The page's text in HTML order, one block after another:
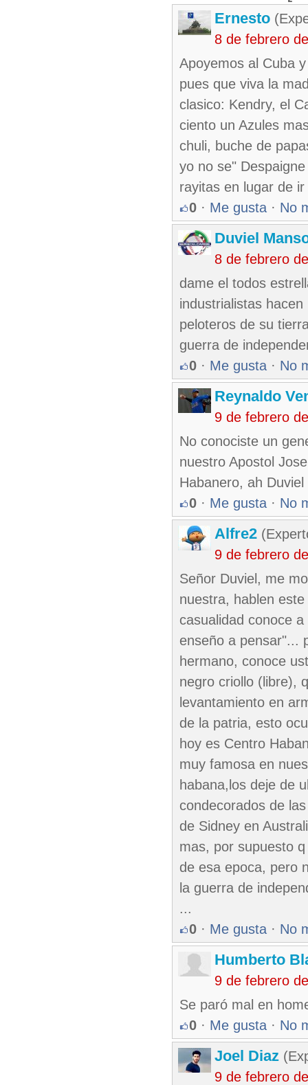
Ernesto
8 de febrero
Apoyemos al Cuba
pues que viva la
clasico: Kendry, el
ciento un Azules
chuli, buche de
yo no se"
rayitas en lugar de
0 · Me gusta · No
Duviel
8 de febrero
dame el todos
industrialistas
peloteros de su
guerra de
0 · Me gusta · No
Reynaldo
9 de febrero
No conociste un
nuestro Apostol
Habanero, ah Duviel
0 · Me gusta · No
Alfre2
9 de febrero
Señor Duviel, me
nuestra, hablen
casualidad conoce
enseño a pensar"...
hermano, conoce
negro criollo (libre),
levantamiento en
de la patria, esto
hoy es Centro
muy famosa en
habana,los deje de
condecorados de
de Sidney en
mas, por supuesto
de esa epoca, pero
la guerra de
...
0 · Me gusta · No
Humberto
9 de febrero
Se paró mal en
0 · Me gusta · No
Joel Diaz
9 de febrero